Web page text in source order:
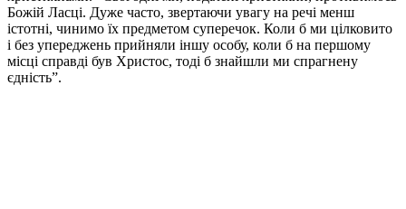
Божій Ласці. Дуже часто, звертаючи увагу на речі менш
істотні, чинимо їх предметом суперечок. Коли б ми цілковито
і без упереджень прийняли іншу особу, коли б на першому
місці справді був Христос, тоді б знайшли ми спрагнену
єдність”.